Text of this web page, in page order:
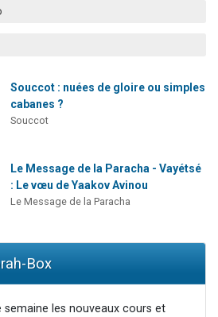
49 places pour étudier en groupe sur Zoom
de donner son Maasser
Souccot : nuées de gloire ou simples
cabanes ?
Souccot
Le Message de la Paracha - Vayétsé
: Le vœu de Yaakov Avinou
Le Message de la Paracha
Box
semaine les nouveaux cours et